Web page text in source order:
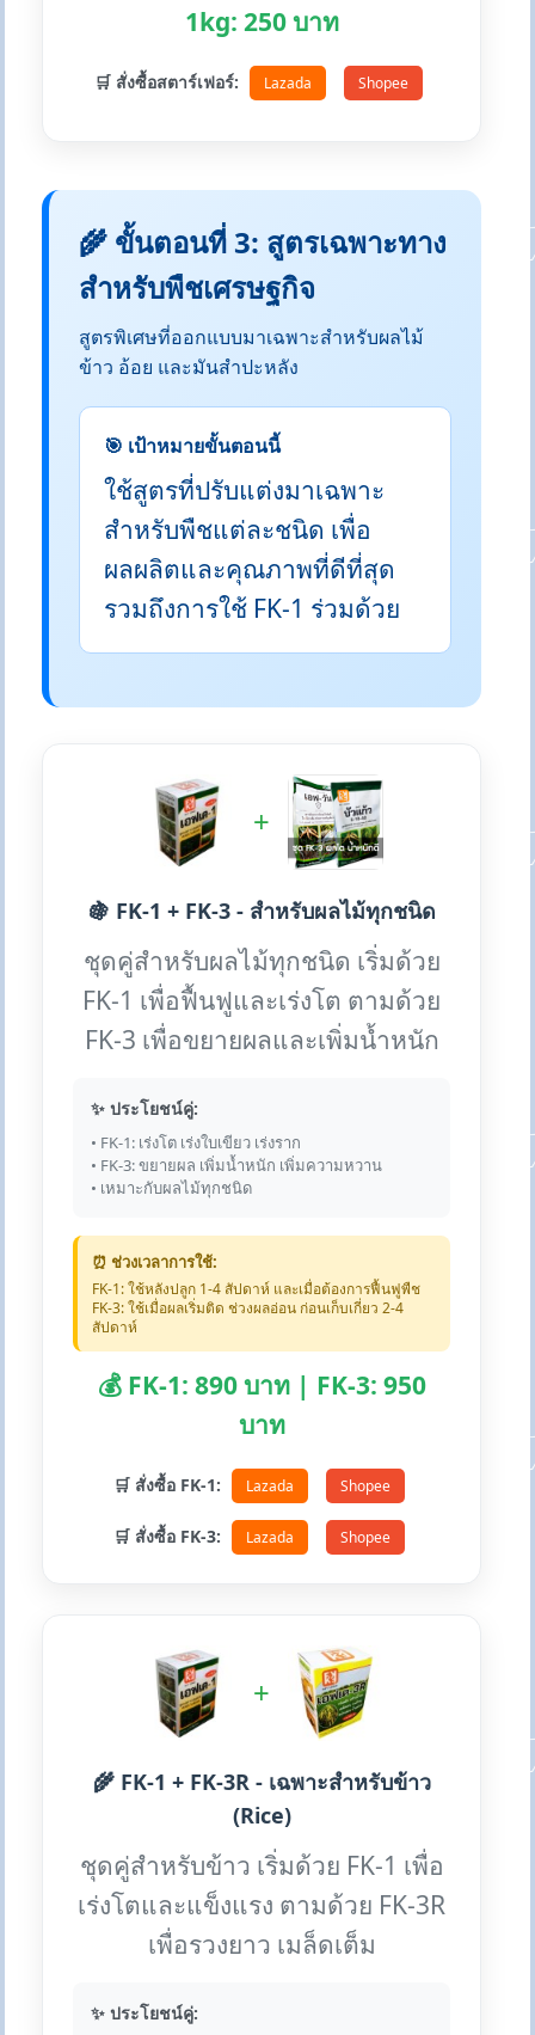
1kg: 250 บาท
🛒 สั่งซื้อสตาร์เฟอร์: Lazada Shopee
🌾 ขั้นตอนที่ 3: สูตรเฉพาะทาง
สำหรับพืชเศรษฐกิจ
สูตรพิเศษที่ออกแบบมาเฉพาะสำหรับผลไม้
ข้าว อ้อย และมันสำปะหลัง
🎯 เป้าหมายขั้นตอนนี้
ใช้สูตรที่ปรับแต่งมาเฉพาะ
สำหรับพืชแต่ละชนิด เพื่อ
ผลผลิตและคุณภาพที่ดีที่สุด
รวมถึงการใช้ FK-1 ร่วมด้วย
+
🍇 FK-1 + FK-3 - สำหรับผลไม้ทุกชนิด
ชุดคู่สำหรับผลไม้ทุกชนิด เริ่มด้วย
FK-1 เพื่อฟื้นฟูและเร่งโต ตามด้วย
FK-3 เพื่อขยายผลและเพิ่มน้ำหนัก
✨ ประโยชน์คู่:
• FK-1: เร่งโต เร่งใบเขียว เร่งราก
• FK-3: ขยายผล เพิ่มน้ำหนัก เพิ่มความหวาน
• เหมาะกับผลไม้ทุกชนิด
⏰ ช่วงเวลาการใช้:
FK-1: ใช้หลังปลูก 1-4 สัปดาห์ และเมื่อต้องการฟื้นฟูพืช
FK-3: ใช้เมื่อผลเริ่มติด ช่วงผลอ่อน ก่อนเก็บเกี่ยว 2-4
สัปดาห์
💰 FK-1: 890 บาท | FK-3: 950
บาท
🛒 สั่งซื้อ FK-1: Lazada Shopee
🛒 สั่งซื้อ FK-3: Lazada Shopee
+
🌾 FK-1 + FK-3R - เฉพาะสำหรับข้าว
(Rice)
ชุดคู่สำหรับข้าว เริ่มด้วย FK-1 เพื่อ
เร่งโตและแข็งแรง ตามด้วย FK-3R
เพื่อรวงยาว เมล็ดเต็ม
✨ ประโยชน์คู่: